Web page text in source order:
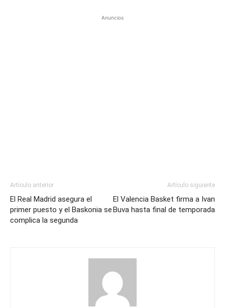
Anuncios
Artículo anterior
El Real Madrid asegura el
primer puesto y el Baskonia se
complica la segunda
Artículo siguiente
El Valencia Basket firma a Ivan
Buva hasta final de temporada